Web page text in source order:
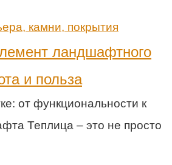
камни, покрытия
ландшафтного
и польза
от функциональности к
Теплица – это не просто